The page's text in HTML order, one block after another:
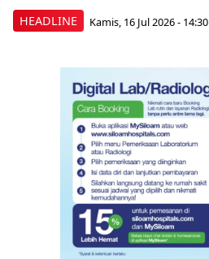
HEADLINE Kamis, 16 Jul 2026 - 14:30